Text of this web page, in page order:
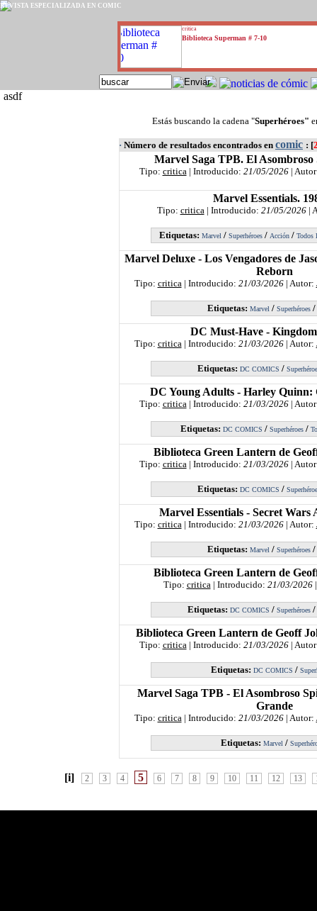
critica
Biblioteca Superman # 7-10
REVISTA ESPECIALIZADA EN CÓMIC
asdf
Estás buscando la cadena "Superhéroes"
· Número de resultados encontrados en comic : [
Marvel Saga TPB. El Asombroso
Tipo: critica| Introducido: 21/05/2026|
Marvel Essentials.
Tipo: critica| Introducido: 21/05/2026|
Etiquetas: Marvel / Superhéroes / Acción / Todos
Marvel Deluxe - Los Vengadores de
Reborn
Tipo: critica| Introducido: 21/03/2026| Autor:
Etiquetas: Marvel/ Superhéroes/
DC Must-Have -
Tipo: critica| Introducido: 21/03/2026| Autor:
Etiquetas: DC COMICS /
DC Young Adults - Harley Quinn:
Tipo: critica| Introducido: 21/03/2026|
Etiquetas: DC COMICS / Superhéroes/
Biblioteca Green Lantern de
Tipo: critica| Introducido: 21/03/2026|
Etiquetas: DC COMICS /
Marvel Essentials - Secret Wars
Tipo: critica| Introducido: 21/03/2026| Autor:
Etiquetas: Marvel/ Superhéroes/
Biblioteca Green Lantern de
Tipo: critica| Introducido: 21/03/2026|
Etiquetas: DC COMICS / Superhéroes/
Biblioteca Green Lantern de Geoff
Tipo: critica| Introducido: 21/03/2026|
Etiquetas: DC COMICS /
Marvel Saga TPB - El Asombroso
Grande
Tipo: critica| Introducido: 21/03/2026| Autor:
Etiquetas: Marvel/
[i] 2 3 4 5 6 7 8 9 10 11 12 13